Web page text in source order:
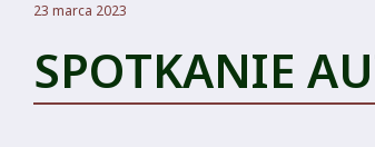
23 marca 2023
SPOTKANIE